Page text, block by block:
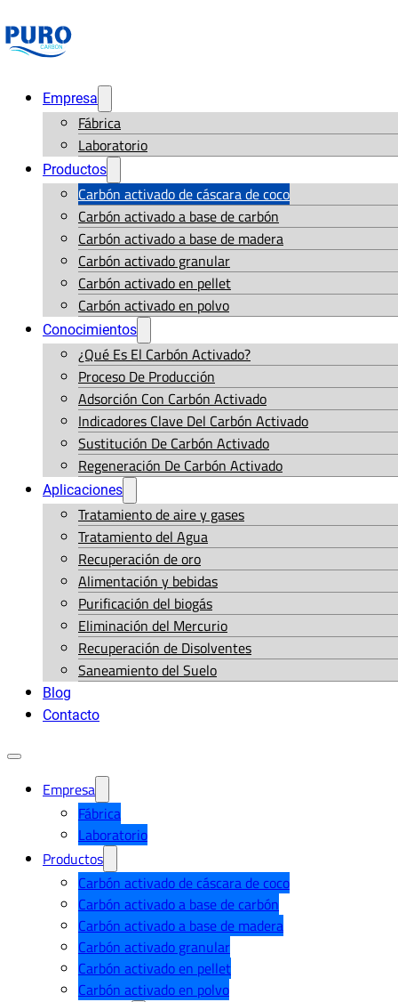
Empresa
Fábrica
Laboratorio
Productos
Carbón activado de cáscara de coco
Carbón activado a base de carbón
Carbón activado a base de madera
Carbón activado granular
Carbón activado en pellet
Carbón activado en polvo
Conocimientos
¿Qué Es El Carbón Activado?
Proceso De Producción
Adsorción Con Carbón Activado
Indicadores Clave Del Carbón Activado
Sustitución De Carbón Activado
Regeneración De Carbón Activado
Aplicaciones
Tratamiento de aire y gases
Tratamiento del Agua
Recuperación de oro
Alimentación y bebidas
Purificación del biogás
Eliminación del Mercurio
Recuperación de Disolventes
Saneamiento del Suelo
Blog
Contacto
Empresa
Fábrica
Laboratorio
Productos
Carbón activado de cáscara de coco
Carbón activado a base de carbón
Carbón activado a base de madera
Carbón activado granular
Carbón activado en pellet
Carbón activado en polvo